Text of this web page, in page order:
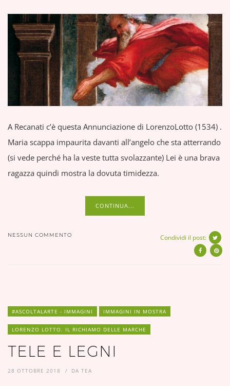
A Recanati c’è questa Annunciazione di LorenzoLotto (1534) .
Maria scappa impaurita davanti all’angelo che sta atterrando
(si vede perché ha la veste tutta svolazzante) Lei è una brava
ragazza quindi mostra la dovuta timidezza.
CONTINUA...
NESSUN COMMENTO Condividi il post:
#ASCOLTALARTE - IMMAGINI IMMAGINI IN MOSTRA
LORENZO LOTTO. IL RICHIAMO DELLE MARCHE
TELE E LEGNI
28 OTTOBRE 2018 DA TEA